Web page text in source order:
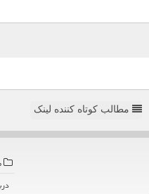
مطالب کوتاه کننده لینک